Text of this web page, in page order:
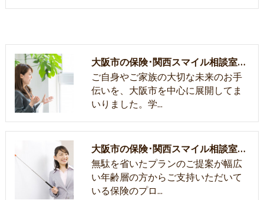
大阪市の保険･関西スマイル相談室の評判
ご自身やご家族の大切な未来のお手
伝いを、大阪市を中心に展開してま
いりました。学…
大阪市の保険･関西スマイル相談室の口コミ情報
無駄を省いたプランのご提案が幅広
い年齢層の方からご支持いただいて
いる保険のプロ…